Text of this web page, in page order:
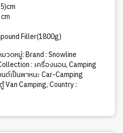
Filler(1800g)
มวดหมู่:Brand : Snowline
: เครื่องนอน,Camping
ต์เป็นพาหนะ Car-Camping
Van Camping,Country :